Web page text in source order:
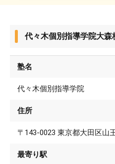
代々木個別指導学院大森
塾名
代々木個別指導学院
住所
〒143-0023 東京都大田区山
最寄り駅